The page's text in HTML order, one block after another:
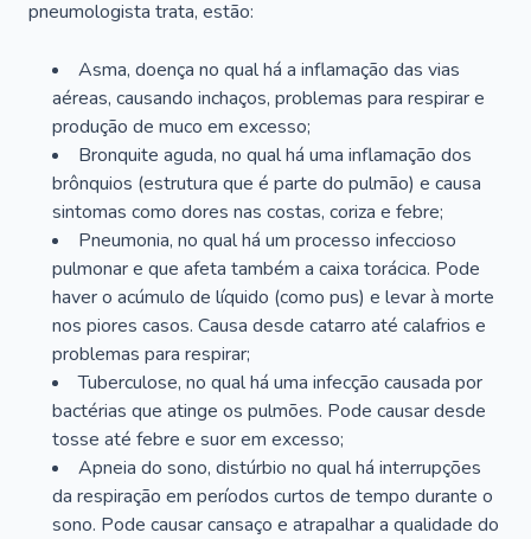
pneumologista trata, estão:
Asma, doença no qual há a inflamação das vias
aéreas, causando inchaços, problemas para respirar e
produção de muco em excesso;
Bronquite aguda, no qual há uma inflamação dos
brônquios (estrutura que é parte do pulmão) e causa
sintomas como dores nas costas, coriza e febre;
Pneumonia, no qual há um processo infeccioso
pulmonar e que afeta também a caixa torácica. Pode
haver o acúmulo de líquido (como pus) e levar à morte
nos piores casos. Causa desde catarro até calafrios e
problemas para respirar;
Tuberculose, no qual há uma infecção causada por
bactérias que atinge os pulmões. Pode causar desde
tosse até febre e suor em excesso;
Apneia do sono, distúrbio no qual há interrupções
da respiração em períodos curtos de tempo durante o
sono. Pode causar cansaço e atrapalhar a qualidade do